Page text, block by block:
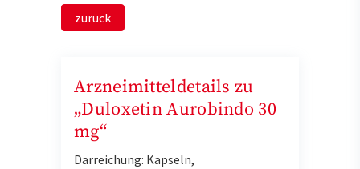
zurück
Arzneimitteldetails zu
„Duloxetin Aurobindo 30
mg“
Darreichung: Kapseln,